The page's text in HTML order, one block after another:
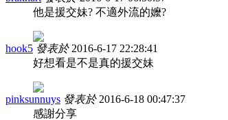
他是援交妹? 不適外流的嬤?
hook5 發表於 2016-6-17 22:28:41
好想看是不是真的援交妹
pinksunnuys 發表於 2016-6-18 00:47:37
感謝分享